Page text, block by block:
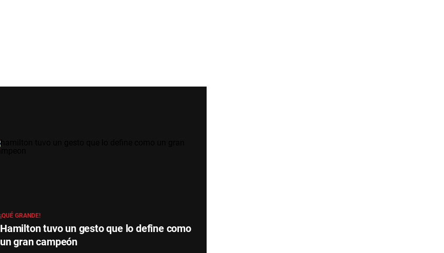
¡QUÉ GRANDE!
Hamilton tuvo un gesto que lo define como
un gran campeón